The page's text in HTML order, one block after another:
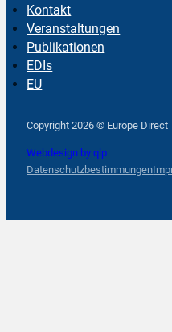
Kontakt
Veranstaltungen
Publikationen
EDIs
EU
Copyright 2026 © Europe Direct
Webdesign by qlp
Datenschutzbestimmungen